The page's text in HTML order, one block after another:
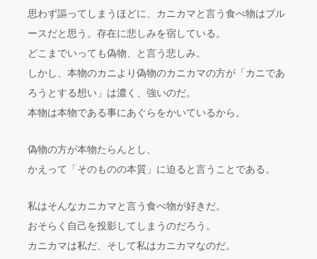
思わず謳ってしまうほどに、カニカマと言う食べ物はブル
ースだと思う。存在に悲しみを宿している。
どこまでいっても偽物、と言う悲しみ。
しかし、本物のカニより偽物のカニカマの方が「カニであ
ろうとする想い」は濃く、強いのだ。
本物は本物である事にあぐらをかいているから。
偽物の方が本物たらんとし、
かえって「そのものの本質」に迫ると言うことである。
私はそんなカニカマと言う食べ物が好きだ。
おそらく自己を投影してしまうのだろう。
カニカマは私だ、そして私はカニカマなのだ。